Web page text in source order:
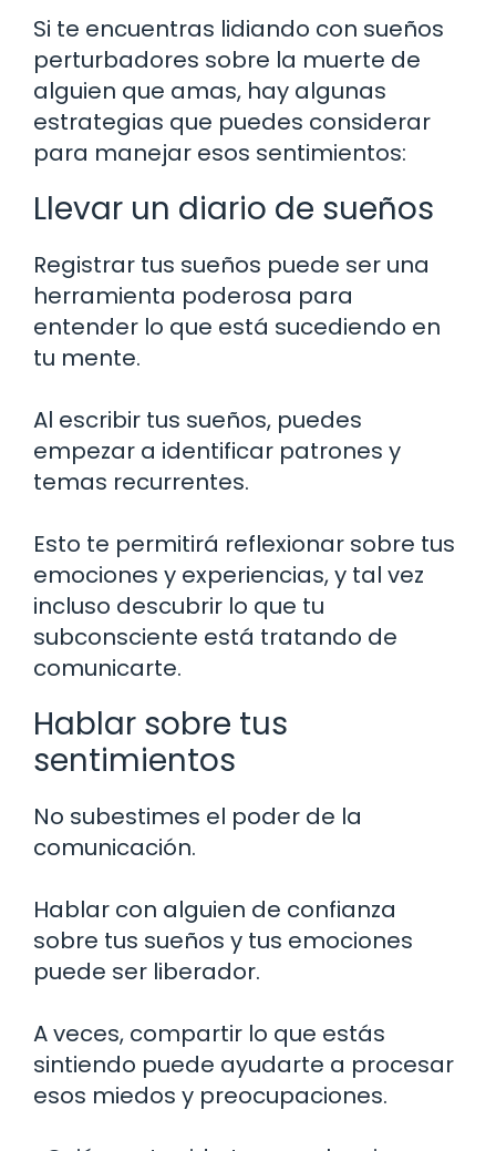
Si te encuentras lidiando con sueños
perturbadores sobre la muerte de
alguien que amas, hay algunas
estrategias que puedes considerar
para manejar esos sentimientos:
Llevar un diario de sueños
Registrar tus sueños puede ser una
herramienta poderosa para
entender lo que está sucediendo en
tu mente.
Al escribir tus sueños, puedes
empezar a identificar patrones y
temas recurrentes.
Esto te permitirá reflexionar sobre tus
emociones y experiencias, y tal vez
incluso descubrir lo que tu
subconsciente está tratando de
comunicarte.
Hablar sobre tus
sentimientos
No subestimes el poder de la
comunicación.
Hablar con alguien de confianza
sobre tus sueños y tus emociones
puede ser liberador.
A veces, compartir lo que estás
sintiendo puede ayudarte a procesar
esos miedos y preocupaciones.